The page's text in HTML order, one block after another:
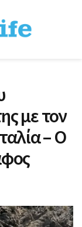
με τον
– Ο